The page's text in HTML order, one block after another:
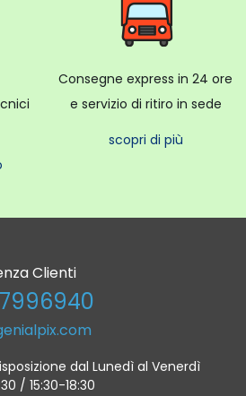
Consegne express in 24 ore
e servizio di ritiro in sede
scopri di più
Clienti
dal Lunedì al Venerdì
/ 15:30-18:30